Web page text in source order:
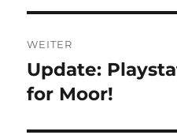
WEITER
Nächster
Beitrag:
Update:
for Moor!